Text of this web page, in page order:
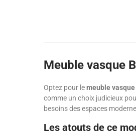
Meuble vasque
Optez pour lemeuble
comme un choix judicieux
besoins des espaces
Les atouts de ce